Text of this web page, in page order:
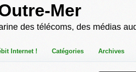
Mer
des télécoms, des médias
Internet ! Catégories Archives